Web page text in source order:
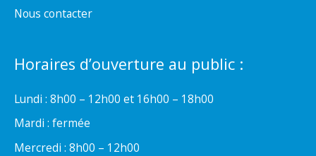
Nous contacter
Horaires d’ouverture au public :
Lundi : 8h00 – 12h00 et 16h00 – 18h00
Mardi : fermée
Mercredi : 8h00 – 12h00